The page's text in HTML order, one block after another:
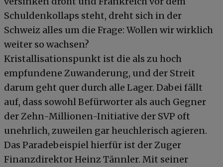
Schuldenkollaps steht, dreht sich in der
Schweiz alles um die Frage: Wollen wir wirklich
weiter so wachsen?
Kristallisationspunkt ist die als zu hoch
empfundene Zuwanderung, und der Streit
darum geht quer durch alle Lager. Dabei fällt
auf, dass sowohl Befürworter als auch Gegner
der Zehn-Millionen-Initiative der SVP oft
unehrlich, zuweilen gar heuchlerisch agieren.
Das Paradebeispiel hierfür ist der Zuger
Finanzdirektor Heinz Tännler. Mit seiner